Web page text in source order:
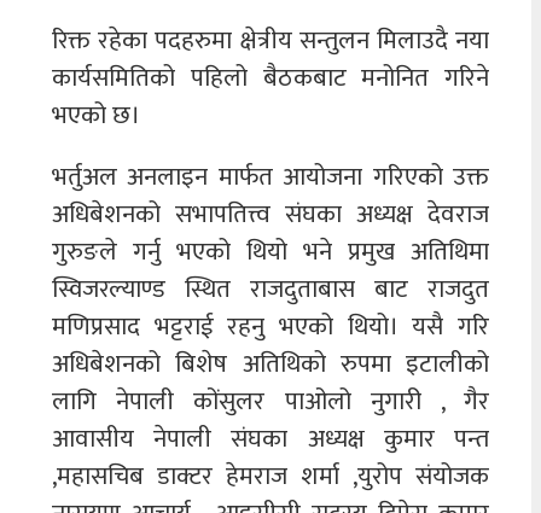
रिक्त रहेका पदहरुमा क्षेत्रीय सन्तुलन मिलाउदै नया
कार्यसमितिको पहिलो बैठकबाट मनोनित गरिने
भएको छ।
भर्तुअल अनलाइन मार्फत आयोजना गरिएको उक्त
अधिबेशनको सभापतित्त्व संघका अध्यक्ष देवराज
गुरुङले गर्नु भएको थियो भने प्रमुख अतिथिमा
स्विजरल्याण्ड स्थित राजदुताबास बाट राजदुत
मणिप्रसाद भट्टराई रहनु भएको थियो। यसै गरि
अधिबेशनको बिशेष अतिथिको रुपमा इटालीको
लागि नेपाली कोंसुलर पाओलो नुगारी , गैर
आवासीय नेपाली संघका अध्यक्ष कुमार पन्त
,महासचिब डाक्टर हेमराज शर्मा ,युरोप संयोजक